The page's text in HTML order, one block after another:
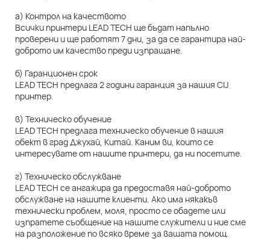
а) Контрол на качеството
Всички принтери LEAD TECH ще бъдат напълно
проверени и ще работят 7 дни, за да се гарантира най-
доброто им качество преди изпращане.
б) Гаранционен срок
LEAD TECH предлага 2 години гаранция за нашия CIJ
принтер.
в) Техническо обучение
LEAD TECH предлага техническо обучение в нашия
обект в град Джухай, Китай. Каним ви, които се
интересувате от нашите принтери, да ни посетите.
г) Техническо обслужване
LEAD TECH се ангажира да предоставя най-доброто
обслужване на нашите клиенти. Ако има някакъв
технически проблем, моля, просто се обадете или
изпратете съобщение на нашите служители и ние сме
на разположение по всяко време за вашата помощ.